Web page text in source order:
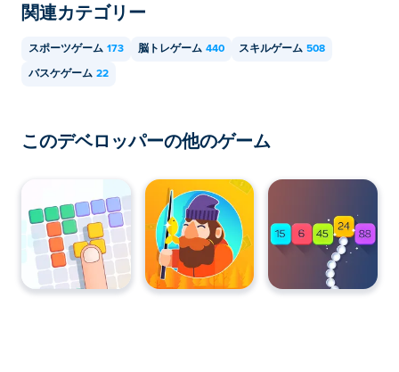
関連カテゴリー
スポーツゲーム 173 脳トレゲーム 440 スキルゲーム 508
バスケゲーム 22
このデベロッパーの他のゲーム